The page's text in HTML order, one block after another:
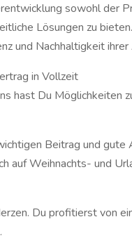
sowohl der
Lösungen zu
und Nachhaltigkeit
in Vollzeit
hast Du Möglichkeiten
Beitrag und
auf Weihnachts- und
Du profitierst von